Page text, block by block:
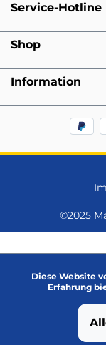
Service-Hotline
Shop
Information
©2025
Diese Website
Erfahrung